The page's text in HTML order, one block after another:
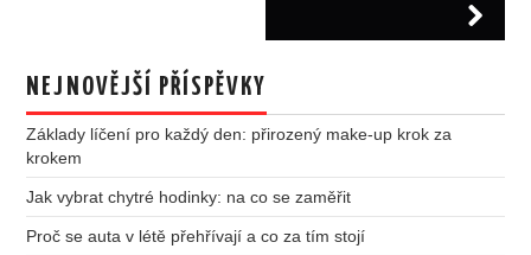
NEJNOVĚJŠÍ PŘÍSPĚVKY
Základy líčení pro každý den: přirozený make-up krok za
krokem
Jak vybrat chytré hodinky: na co se zaměřit
Proč se auta v létě přehřívají a co za tím stojí